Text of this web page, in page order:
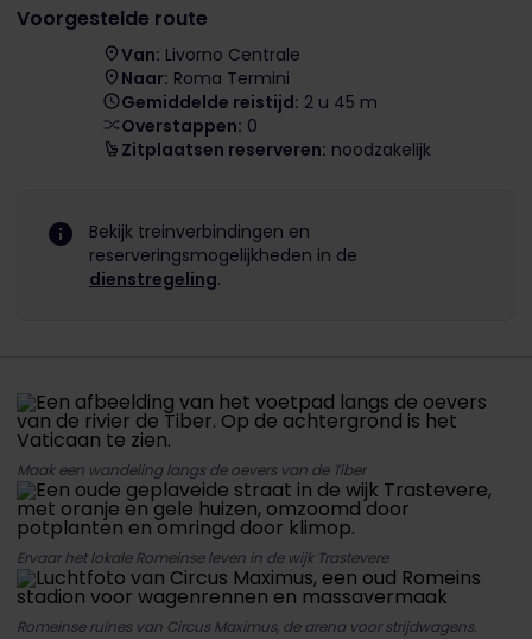
Voorgestelde route
Van: Livorno Centrale
Naar: Roma Termini
Gemiddelde reistijd: 2 u 45 m
Overstappen: 0
Zitplaatsen reserveren: noodzakelijk
Bekijk treinverbindingen en
reserveringsmogelijkheden in de
dienstregeling.
Maak een wandeling langs de oevers van de Tiber
Ervaar het lokale Romeinse leven in de wijk Trastevere
Romeinse ruïnes van Circus Maximus, de arena voor strijdwagens.